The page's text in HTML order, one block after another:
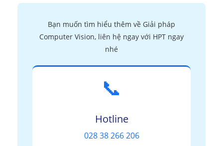
Bạn muốn tìm hiểu thêm về Giải pháp
Computer Vision, liên hệ ngay với HPT ngay
nhé
📞
Hotline
028 38 266 206